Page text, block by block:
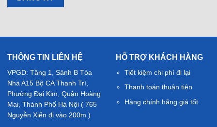
THÔNG TIN LIÊN HỆ
VPGD: Tầng 1, Sảnh B Tòa
Nhà A15 Bộ CA Thanh Trì,
Phường Đại Kim, Quận Hoàng
Mai, Thành Phố Hà Nội ( 765
Nguyễn Xiển đi vào 200m )
HỖ TRỢ KHÁCH HÀNG
Tiết kiệm chi phí đi lại
Thanh toán thuận tiện
Hàng chính hãng giá tốt